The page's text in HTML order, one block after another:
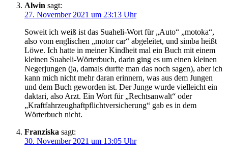
Alwin sagt:
27. November 2021 um 23:13 Uhr
Soweit ich weiß ist das Suaheli-Wort für „Auto“ „motoka“,
also vom englischen „motor car“ abgeleitet, und simba heißt
Löwe. Ich hatte in meiner Kindheit mal ein Buch mit einem
kleinen Suaheli-Wörterbuch, darin ging es um einen kleinen
Negerjungen (ja, damals durfte man das noch sagen), aber ich
kann mich nicht mehr daran erinnern, was aus dem Jungen
und dem Buch geworden ist. Der Junge wurde vielleicht ein
daktari, also Arzt. Ein Wort für „Rechtsanwalt“ oder
„Kraftfahrzeughaftpflichtversicherung“ gab es in dem
Wörterbuch nicht.
Franziska sagt:
30. November 2021 um 13:05 Uhr